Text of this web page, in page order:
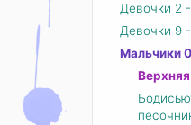
Девочки 2
Девочки 9
Мальчики